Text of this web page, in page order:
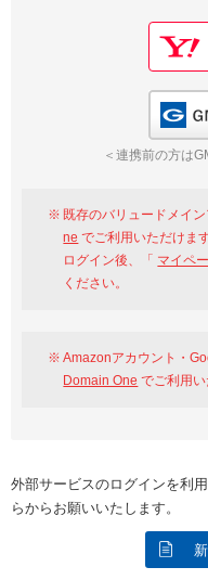
Google
GMO ID
※Amazonは
以
Google
GMO ID
＜連携前の方は
既存のバリュードメイ
ne でご利用いただけます
ログイン後、「 マイペ
ください。
Amazonアカウント・
Domain One でご利用い
外部サービスのログインを利
らからお願いいたします。